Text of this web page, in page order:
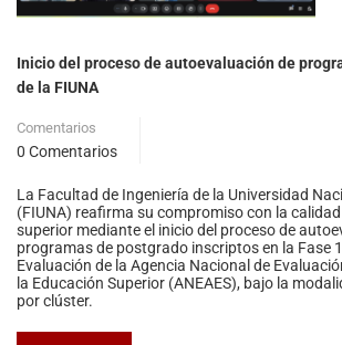
Inicio del proceso de autoevaluación de
de la FIUNA
Comentarios
0 Comentarios
La Facultad de Ingeniería de la Universidad
(FIUNA) reafirma su compromiso con la
superior mediante el inicio del proceso de
programas de postgrado inscriptos en la Fase
Evaluación de la Agencia Nacional de
la Educación Superior (ANEAES), bajo la
por clúster.